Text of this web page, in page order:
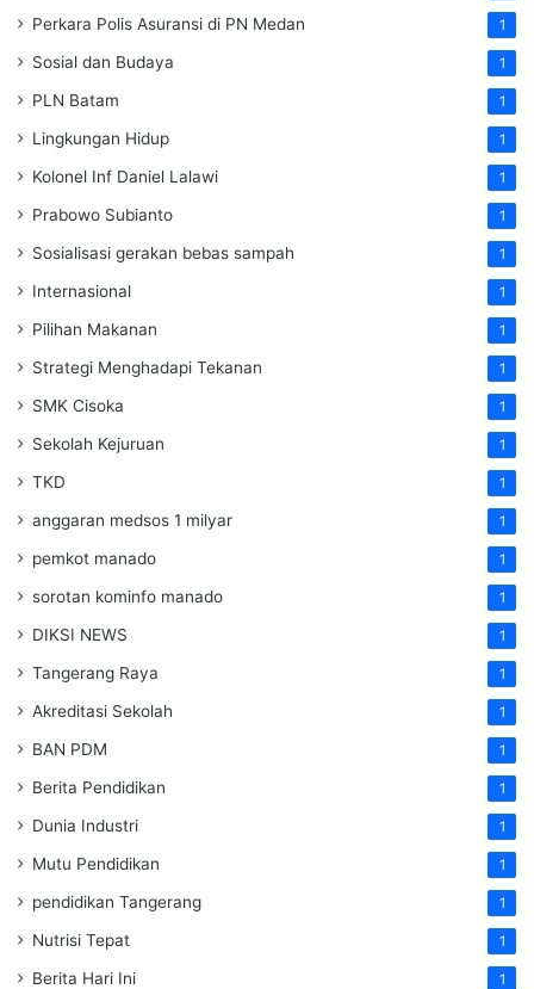
Perkara Polis Asuransi di PN Medan 1
Sosial dan Budaya 1
PLN Batam 1
Lingkungan Hidup 1
Kolonel Inf Daniel Lalawi 1
Prabowo Subianto 1
Sosialisasi gerakan bebas sampah 1
Internasional 1
Pilihan Makanan 1
Strategi Menghadapi Tekanan 1
SMK Cisoka 1
Sekolah Kejuruan 1
TKD 1
anggaran medsos 1 milyar 1
pemkot manado 1
sorotan kominfo manado 1
DIKSI NEWS 1
Tangerang Raya 1
Akreditasi Sekolah 1
BAN PDM 1
Berita Pendidikan 1
Dunia Industri 1
Mutu Pendidikan 1
pendidikan Tangerang 1
Nutrisi Tepat 1
Berita Hari Ini 1